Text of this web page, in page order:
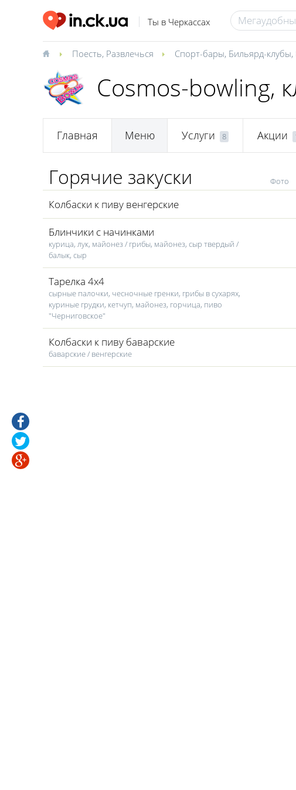
Ты в Черкассах
Поесть, Развлечься Спорт-бары, Бильярд-клубы,
Cosmos-bowling,
Главная Меню Услуги 8 Акции
Горячие закуски Фото
Колбаски к пиву венгерские
Блинчики с начинками
курица, лук, майонез / грибы, майонез, сыр твердый /
балык, сыр
Тарелка 4х4
сырные палочки, чесночные гренки, грибы в сухарях,
куриные грудки, кетчуп, майонез, горчица, пиво
"Черниговское"
Колбаски к пиву баварские
баварские / венгерские